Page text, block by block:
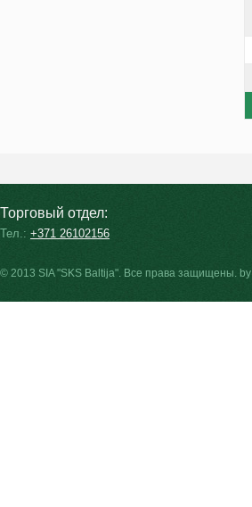
Торговый отдел:
Тел.: +371 26102156
© 2013 SIA "SKS Baltija". Все права защищены. by